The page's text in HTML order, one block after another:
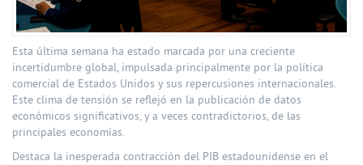
Esta última semana ha estado marcada por una creciente
incertidumbre global, impulsada principalmente por la política
comercial de Estados Unidos y sus repercusiones internacionales.
Este clima de tensión se reflejó en la publicación de datos
económicos significativos, y a veces contradictorios, de las
principales economías.
Destaca la inesperada contracción del PIB estadounidense en el